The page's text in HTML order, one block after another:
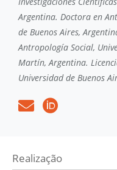
Argentina. Doctora en
de Buenos Aires,
Antropología Social,
Martín, Argentina.
Universidad de Buenos
Realização